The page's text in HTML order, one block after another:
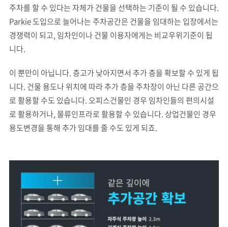
주차를 할 수 있다는 자체가 건물을 선택하는 기준이 될 수 있습니다.
Parkie 도입으로 늘어나는 주차공간은 건물을 임대하는 입장에서는
경쟁력이 되고, 임차인이나 건물 이용자에게는 비교우위기준이 됩
니다.
이 뿐만이 아닙니다. 층고가 낮아지면서 추가 층을 확보할 수 있게 됩
니다. 건물 용도나 위치에 따라 추가 층을 주차장이 아닌 다른 공간으
로 활용할 수도 있습니다. 오피스건물인 경우 임차인들의 편의시설
로 활용하거나, 물류인프라로 활용할 수 있습니다. 상업건물인 경우
용도변경을 통해 추가 임대를 줄 수도 있게 되죠.